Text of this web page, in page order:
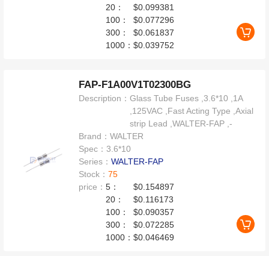
20：
$0.099381
100：
$0.077296
300：
$0.061837
1000：$0.039752
FAP-F1A00V1T02300BG
Description：Glass Tube Fuses ,3.6*10 ,1A
,125VAC ,Fast Acting Type ,Axial
strip Lead ,WALTER-FAP ,-
Brand：WALTER
Spec：3.6*10
Series：WALTER-FAP
Stock：75
price：5：
$0.154897
20：
$0.116173
100：
$0.090357
300：
$0.072285
1000：$0.046469